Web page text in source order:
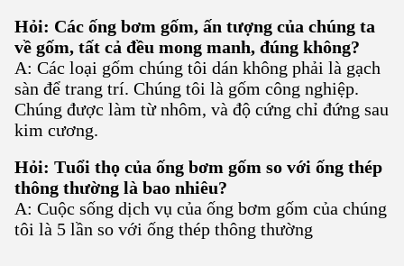
Hỏi: Các ống bơm gốm, ấn tượng của chúng ta
về gốm, tất cả đều mong manh, đúng không?
A: Các loại gốm chúng tôi dán không phải là gạch
sàn để trang trí. Chúng tôi là gốm công nghiệp.
Chúng được làm từ nhôm, và độ cứng chỉ đứng sau
kim cương.
Hỏi: Tuổi thọ của ống bơm gốm so với ống thép
thông thường là bao nhiêu?
A: Cuộc sống dịch vụ của ống bơm gốm của chúng
tôi là 5 lần so với ống thép thông thường